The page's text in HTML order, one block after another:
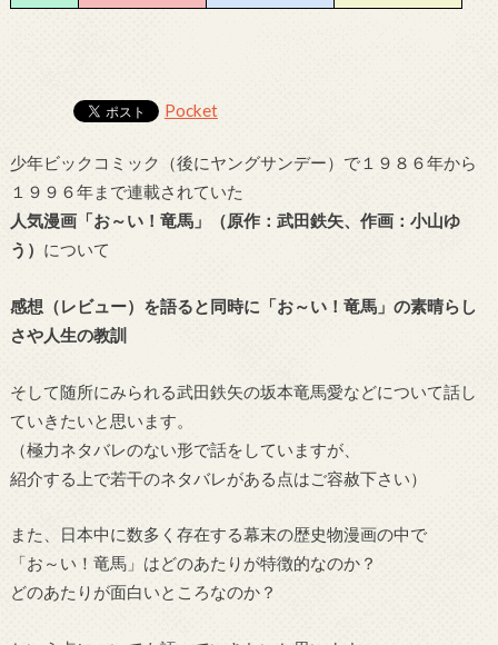
Pocket
少年ビックコミック（後にヤングサンデー）で１９８６年から
１９９６年まで連載されていた
人気漫画「お～い！竜馬」（原作：武田鉄矢、作画：小山ゆ
う） について
感想（レビュー）を語ると同時に「お～い！竜馬」の素晴らし
さや人生の教訓
そして随所にみられる武田鉄矢の坂本竜馬愛などについて話し
ていきたいと思います。
（極力ネタバレのない形で話をしていますが、
紹介する上で若干のネタバレがある点はご容赦下さい）
また、日本中に数多く存在する幕末の歴史物漫画の中で
「お～い！竜馬」はどのあたりが特徴的なのか？
どのあたりが面白いところなのか？